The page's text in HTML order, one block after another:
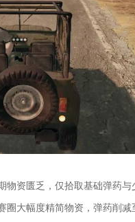
资匮乏，仅拾取基础弹药
圈大幅度精简物资，弹药削